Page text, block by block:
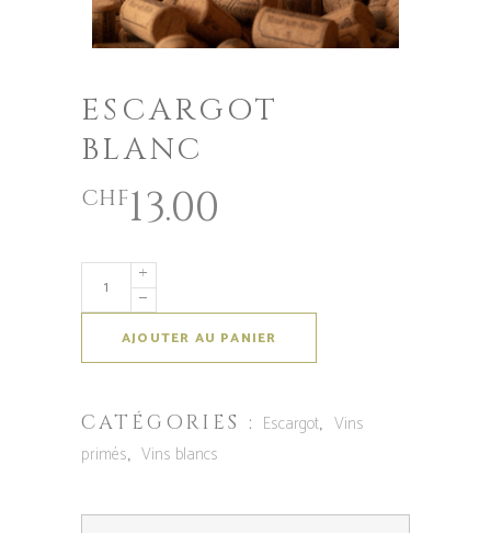
ESCARGOT
BLANC
CHF13.00
AJOUTER AU PANIER
CATÉGORIES : Escargot, Vins
primés,Vins blancs